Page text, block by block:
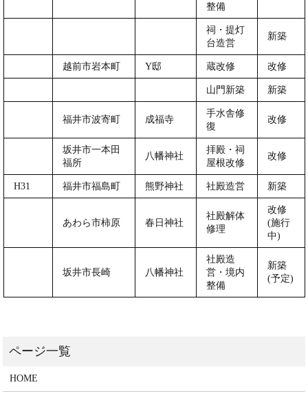
整備
祠・提灯
台造営
新築
越前市岩本町 Y邸 蔵改修 改修
山門新築 新築
福井市波寄町 成福寺
手水舎修
復
改修
坂井市一本田
福所
八幡神社
拝殿・祠
屋根改修
改修
H31 福井市福島町 熊野神社 社殿造営 新築
あわら市柿原 春日神社
社殿解体
修理
改修
(施行
中)
坂井市長崎 八幡神社
社殿造
営・境内
整備
新築
(予定)
HOME